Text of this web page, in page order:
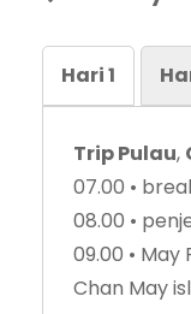
Hari 1
Trip Pulau,
07.00 •
08.00 •
09.00 • May
Chan May